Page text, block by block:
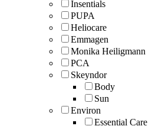
Insentials
PUPA
Heliocare
Emmagen
Monika Heiligmann
PCA
Skeyndor
Body
Sun
Environ
Essential Care